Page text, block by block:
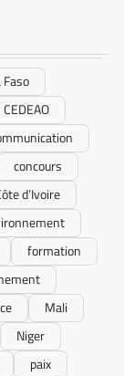
CEDEAO
concours
d’Ivoire
formation
Mali
Niger
paix